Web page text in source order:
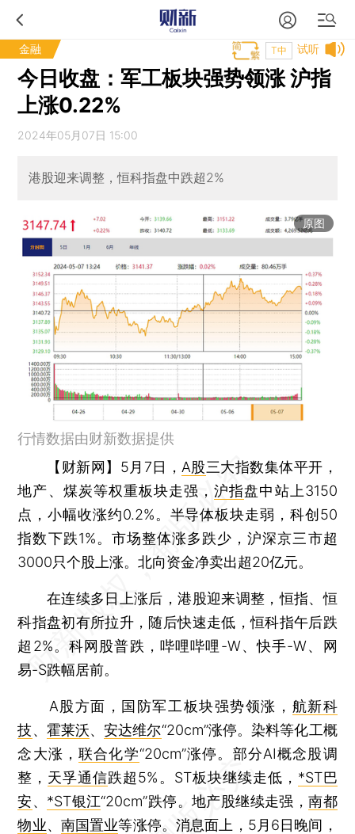
金融 试听
T中
今日收盘：军工板块强势领涨 沪指
上涨0.22%
2024年05月07日 15:00
港股迎来调整，恒科指盘中跌超2%
原图
行情数据由财新数据提供
【财新网】 5月7日， A股三大指数集体平开，
地产、煤炭等权重板块走强，沪指盘中站上3150
点，小幅收涨约0.2%。半导体板块走弱，科创50
指数下跌1%。市场整体涨多跌少，沪深京三市超
3000只个股上涨。北向资金净卖出超20亿元。
在连续多日上涨后，港股迎来调整，恒指、恒
科指盘初有所拉升，随后快速走低，恒科指午后跌
超2%。科网股普跌，哔哩哔哩-W、快手-W、网
易-S跌幅居前。
A股方面，国防军工板块强势领涨， 航新科
技、 霍莱沃、安达维尔“20cm”涨停。染料等化工概
念大涨，联合化学“20cm”涨停。部分AI概念股调
整， 天孚通信跌超5%。ST板块继续走低， *ST巴
安、 *ST银江“20cm”跌停。地产股继续走强，南都
物业、 南国置业等涨停。消息面上，5月6日晚间，